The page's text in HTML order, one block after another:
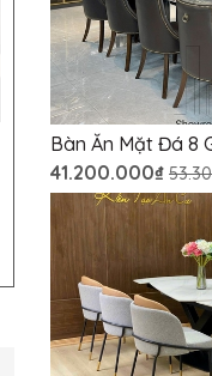
Bàn Ăn Mặt Đá 8
41.200.000₫